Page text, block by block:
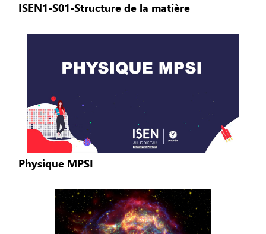
ISEN1-S01-Structure de la matière
Physique MPSI